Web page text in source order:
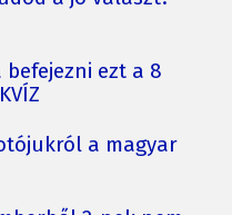
ezt a 8
a magyar